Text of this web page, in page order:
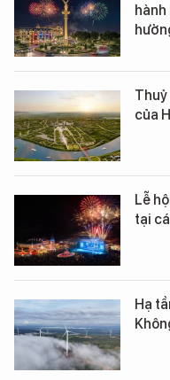
hành
của
Lễ
tại
Hạ